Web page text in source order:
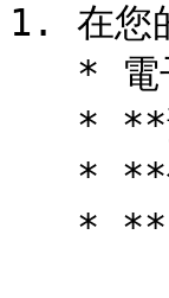
1. 在您